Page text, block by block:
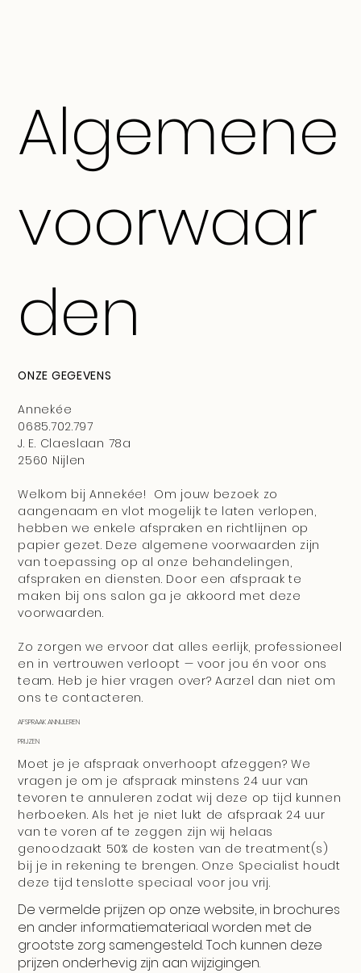
Algemene
voorwaar
den
ONZE GEGEVENS
Annekée
0685.702.797
J. E. Claeslaan 78a
2560 Nijlen
Welkom bij Annekée! Om jouw bezoek zo
aangenaam en vlot mogelijk te laten verlopen,
hebben we enkele afspraken en richtlijnen op
papier gezet. Deze algemene voorwaarden zijn
van toepassing op al onze behandelingen,
afspraken en diensten. Door een afspraak te
maken bij ons salon ga je akkoord met deze
voorwaarden.
Zo zorgen we ervoor dat alles eerlijk, professioneel
en in vertrouwen verloopt — voor jou én voor ons
team. Heb je hier vragen over? Aarzel dan niet om
ons te contacteren.
AFSPRAAK ANNULEREN
Moet je je afspraak onverhoopt afzeggen? We
vragen je om je afspraak minstens 24 uur van
tevoren te annuleren zodat wij deze op tijd kunnen
herboeken. Als het je niet lukt de afspraak 24 uur
van te voren af te zeggen zijn wij helaas
genoodzaakt 50% de kosten van de treatment(s)
bij je in rekening te brengen. Onze Specialist houdt
deze tijd tenslotte speciaal voor jou vrij.
PRIJZEN
De vermelde prijzen op onze website, in brochures
en ander informatiemateriaal worden met de
grootste zorg samengesteld. Toch kunnen deze
prijzen onderhevig zijn aan wijzigingen.